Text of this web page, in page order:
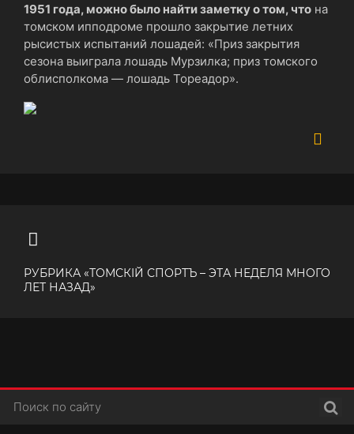
1951 года, можно было найти заметку о том, что на
томском ипподроме прошло закрытие летних
рысистых испытаний лошадей: «Приз закрытия
сезона выиграла лошадь Мурзилка; приз томского
облисполкома — лошадь Тореадор».
РУБРИКА «ТОМСКIЙ СПОРТЪ – ЭТА НЕДЕЛЯ МНОГО
ЛЕТ НАЗАД»